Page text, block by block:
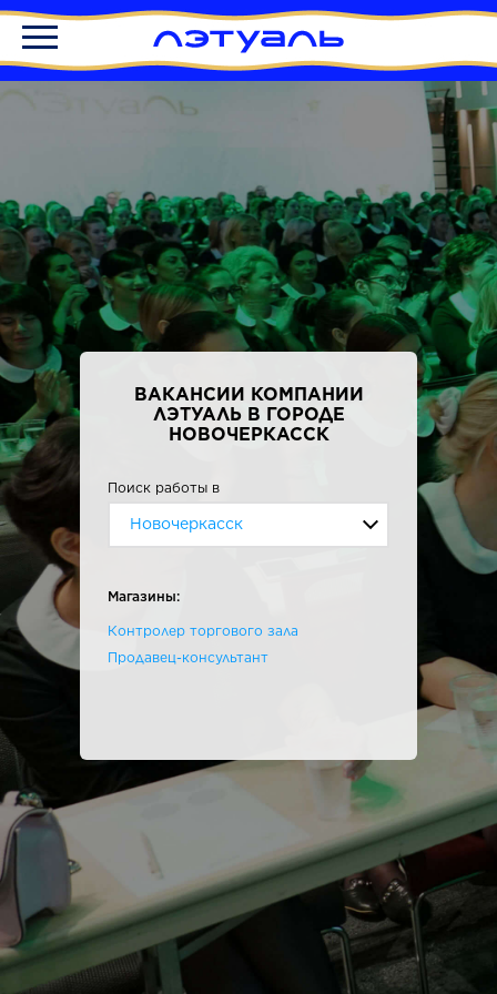
ВАКАНСИИ КОМПАНИИ
ЛЭТУАЛЬ В ГОРОДЕ
НОВОЧЕРКАССК
Поиск работы в
Новочеркасск
Магазины:
Контролер торгового зала
Продавец-консультант